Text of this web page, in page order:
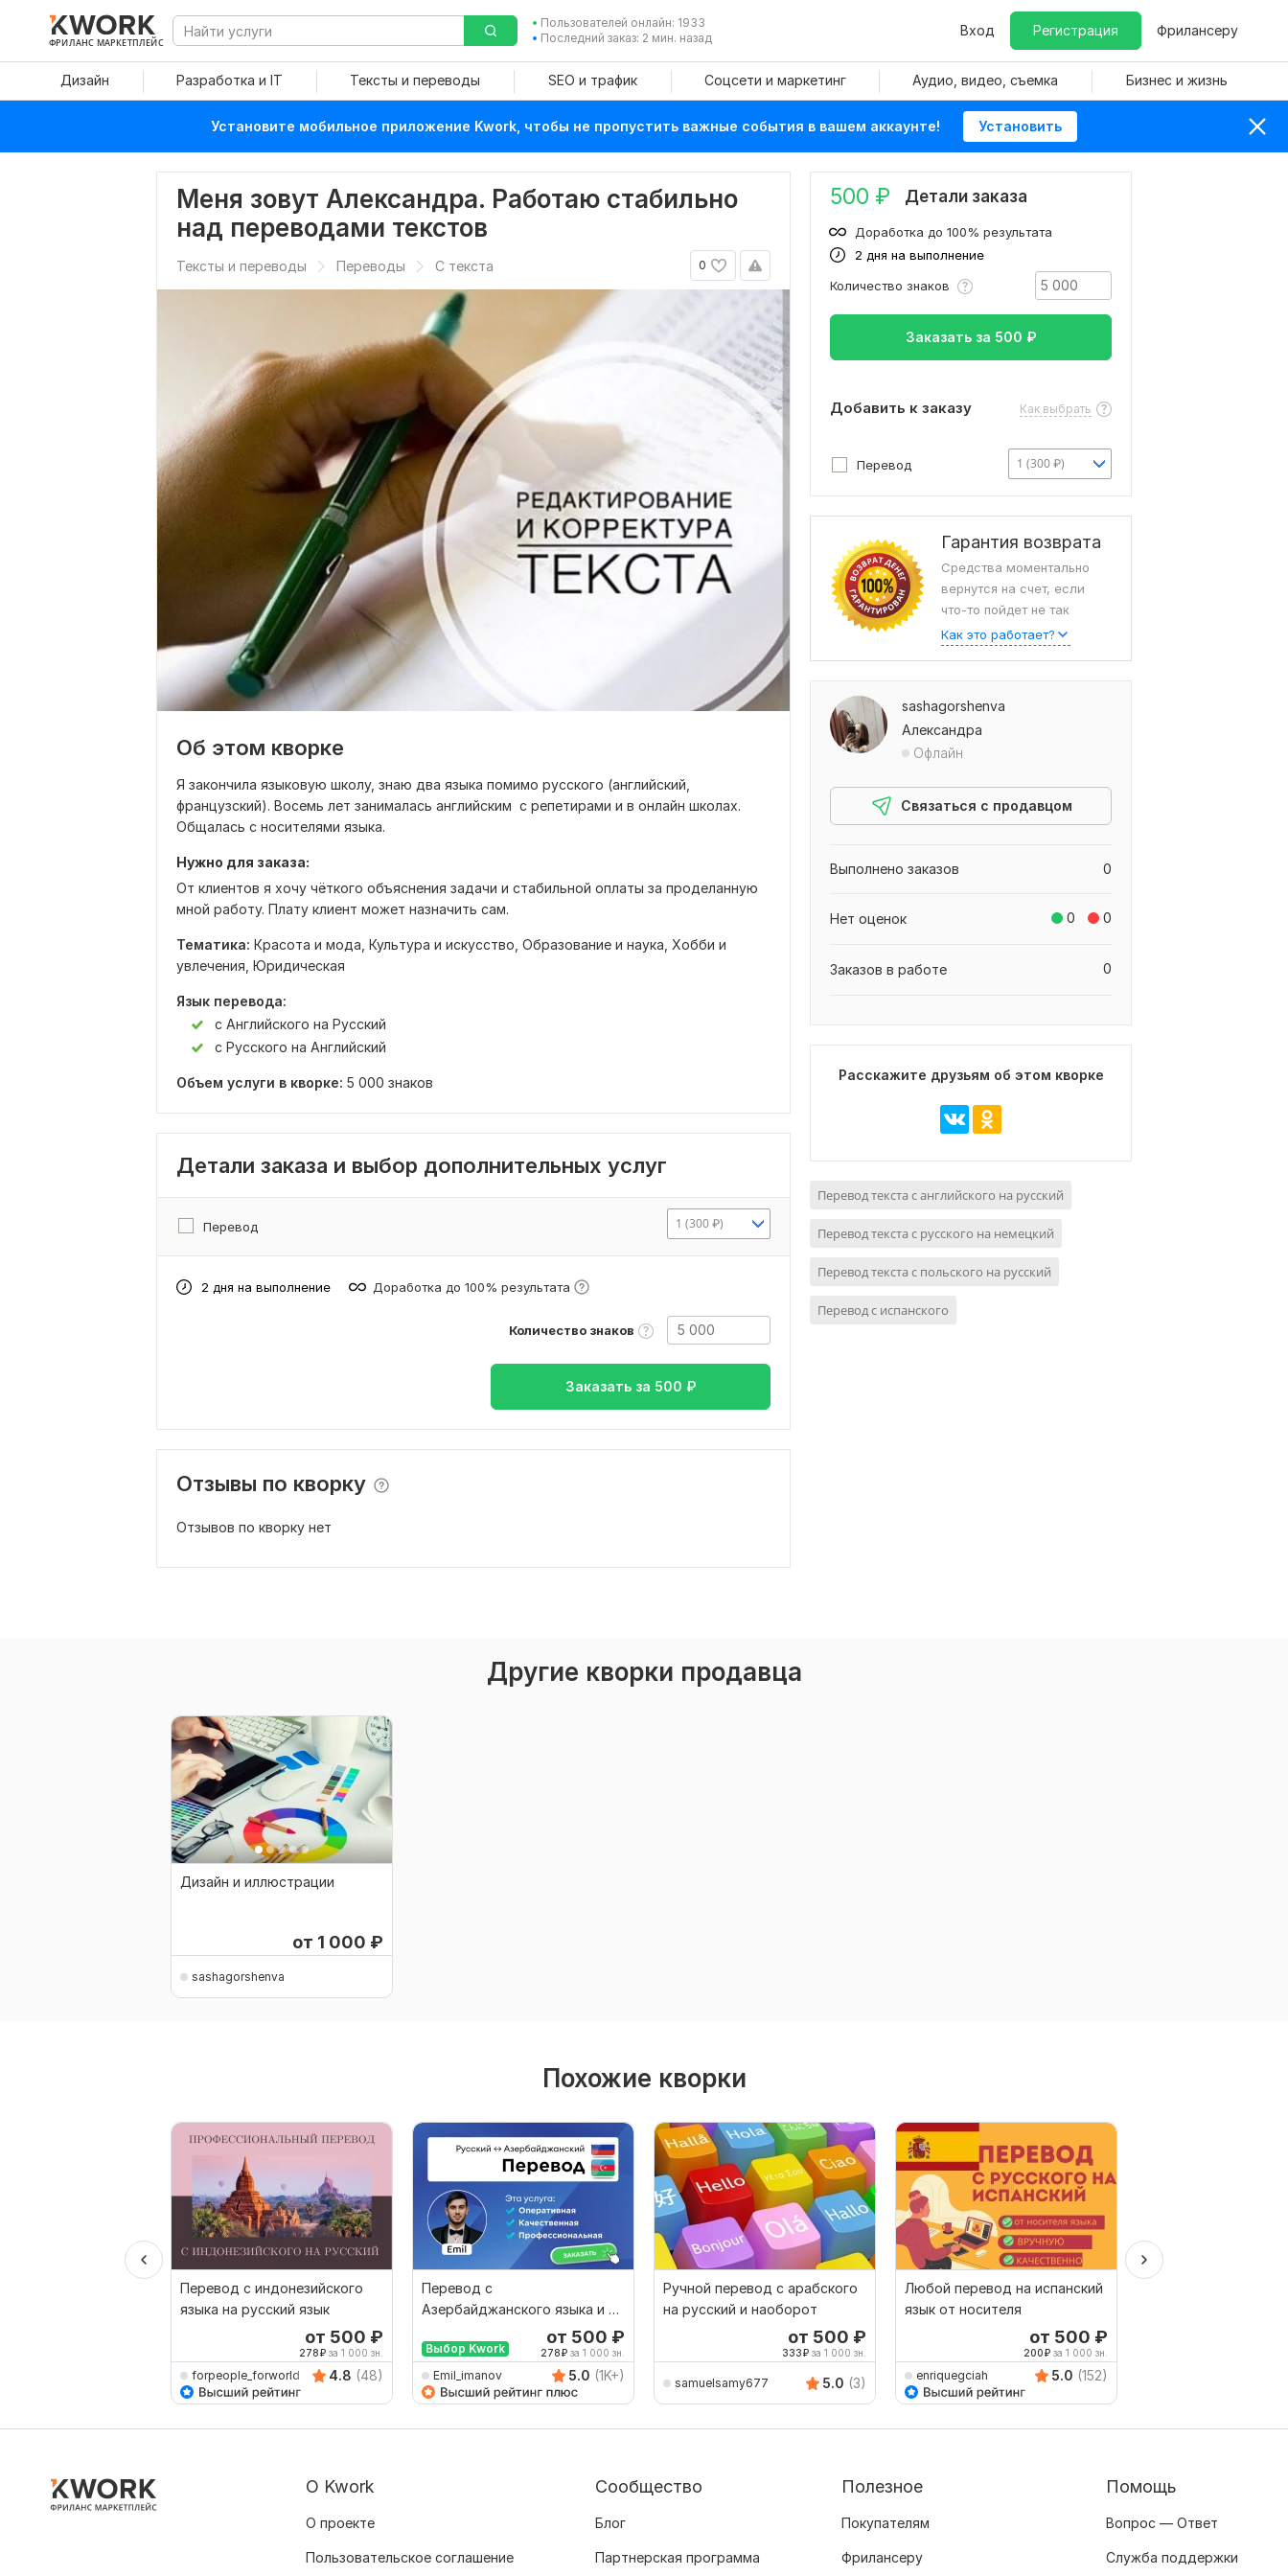
ФРИЛАНС МАРКЕТПЛЕЙС
Пользователей онлайн: 1933
Последний заказ: 2 мин. назад
Вход Регистрация Фрилансеру
Дизайн Разработка и IT Тексты и переводы SEO и трафик Соцсети и маркетинг Аудио, видео, съемка Бизнес и жизнь
Установите мобильное приложение Kwork, чтобы не пропустить важные события в вашем аккаунте! Установить
Меня зовут Александра. Работаю стабильно
над переводами текстов
0
Тексты и переводы Переводы С текста
Об этом кворке
Я закончила языковую школу, знаю два языка помимо русского (английский,
французский). Восемь лет занималась английским с репетирами и в онлайн школах.
Общалась с носителями языка.
Нужно для заказа:
От клиентов я хочу чёткого объяснения задачи и стабильной оплаты за проделанную
мной работу. Плату клиент может назначить сам.
Тематика: Красота и мода, Культура и искусство, Образование и наука, Хобби и
увлечения, Юридическая
Язык перевода:
с Английского на Русский
с Русского на Английский
Объем услуги в кворке: 5 000 знаков
Детали заказа и выбор дополнительных услуг
Перевод 1 (300 ₽)
2 дня на выполнение Доработка до 100% результата
Количество знаков
Заказать за 500 ₽
Отзывы по кворку
Отзывов по кворку нет
500 ₽ Детали заказа
2 дня на выполнение
Доработка до 100% результата
Количество знаков
Заказать за 500 ₽
Добавить к заказу Как выбрать
Перевод 1 (300 ₽)
Гарантия возврата
Средства моментально
вернутся на счет, если
что-то пойдет не так
Как это работает?
sashagorshenva
Александра
Офлайн
Связаться с продавцом
0
Выполнено заказов
0 0
Нет оценок
0
Заказов в работе
Расскажите друзьям об этом кворке
Перевод текста с английского на русский
Перевод текста с русского на немецкий
Перевод текста с польского на русский
Перевод с испанского
Другие кворки продавца
Дизайн и иллюстрации
от 1 000 ₽
sashagorshenva
Похожие кворки
Перевод с индонезийского
языка на русский язык
от 500 ₽
278₽ за 1 000 зн.
forpeople_forworld 4.8 (48)
Перевод с
Азербайджанского языка и на
Азербайджанский язык от
носителя
Выбор Kwork
от 500 ₽
278₽ за 1 000 зн.
Emil_imanov 5.0 (1K+)
Ручной перевод с арабского
на русский и наоборот
от 500 ₽
333₽ за 1 000 зн.
samuelsamy677 5.0 (3)
Любой перевод на испанский
язык от носителя
от 500 ₽
200₽ за 1 000 зн.
enriquegciah 5.0 (152)
О Kwork
О проекте
Пользовательское соглашение
Сообщество
Блог
Партнерская программа
Полезное
Покупателям
Фрилансеру
Помощь
Вопрос — Ответ
Служба поддержки